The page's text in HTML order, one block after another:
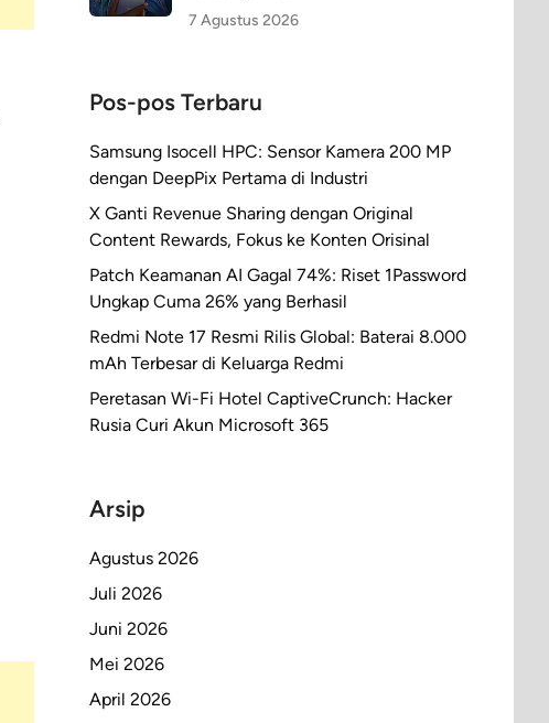
7 Agustus 2026
Pos-pos Terbaru
Samsung Isocell HPC: Sensor Kamera 200 MP
dengan DeepPix Pertama di Industri
X Ganti Revenue Sharing dengan Original
Content Rewards, Fokus ke Konten Orisinal
Patch Keamanan AI Gagal 74%: Riset 1Password
Ungkap Cuma 26% yang Berhasil
Redmi Note 17 Resmi Rilis Global: Baterai 8.000
mAh Terbesar di Keluarga Redmi
Peretasan Wi-Fi Hotel CaptiveCrunch: Hacker
Rusia Curi Akun Microsoft 365
Arsip
Agustus 2026
Juli 2026
Juni 2026
Mei 2026
April 2026